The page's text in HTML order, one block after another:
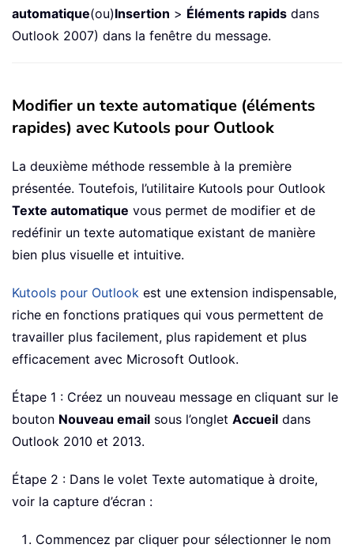
automatique(ou)Insertion > Éléments rapids dans
Outlook 2007) dans la fenêtre du message.
Modifier un texte automatique (éléments
rapides) avec Kutools pour Outlook
La deuxième méthode ressemble à la première
présentée. Toutefois, l’utilitaire Kutools pour Outlook
Texte automatique vous permet de modifier et de
redéfinir un texte automatique existant de manière
bien plus visuelle et intuitive.
Kutools pour Outlook est une extension indispensable,
riche en fonctions pratiques qui vous permettent de
travailler plus facilement, plus rapidement et plus
efficacement avec Microsoft Outlook.
Étape 1 : Créez un nouveau message en cliquant sur le
bouton Nouveau email sous l’onglet Accueil dans
Outlook 2010 et 2013.
Étape 2 : Dans le volet Texte automatique à droite,
voir la capture d’écran :
Commencez par cliquer pour sélectionner le nom